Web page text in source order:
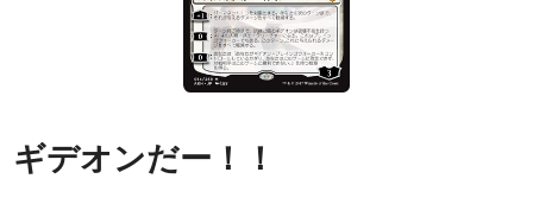
ギデオンだー！！